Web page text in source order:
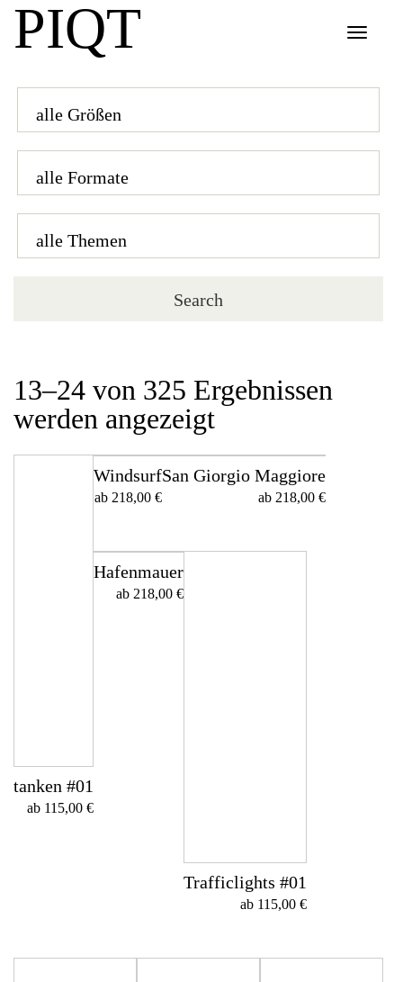
Toggle
PIQT
13–24 von 325 Ergebnissen
werden angezeigt
tanken #01
ab 115,00 €
Windsurf
ab 218,00 €
San Giorgio Maggiore
ab 218,00 €
Hafenmauer
ab 218,00 €
Trafficlights #01
ab 115,00 €